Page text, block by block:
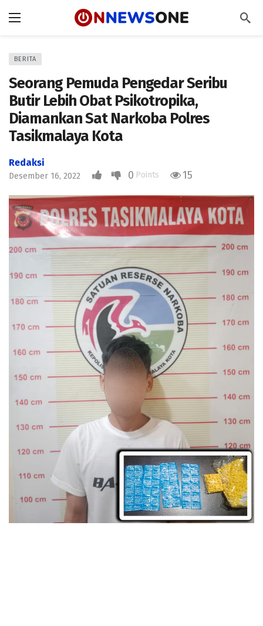
BERITA
Seorang Pemuda Pengedar Seribu
Butir Lebih Obat Psikotropika,
Diamankan Sat Narkoba Polres
Tasikmalaya Kota
Redaksi
Desember 16, 2022 0 Points 15